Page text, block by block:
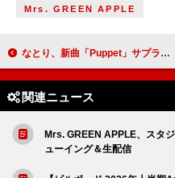
Mrs. GREEN APPLE
なとり、新曲「Puppet」サプライズ配信＆MV公開
関連ニュース
Mrs. GREEN APPLE、スタ
ューイング＆生配信